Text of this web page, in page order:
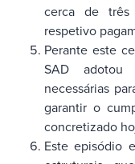
cerca de três
respetivo
Perante este
SAD
necessárias
garantir o
concretizado
Este episódio